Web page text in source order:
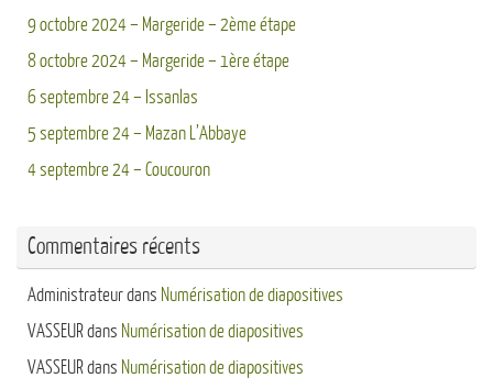
9 octobre 2024 – Margeride – 2ème étape
8 octobre 2024 – Margeride – 1ère étape
6 septembre 24 – Issanlas
5 septembre 24 – Mazan L’Abbaye
4 septembre 24 – Coucouron
Commentaires récents
Administrateurdans Numérisation de diapositives
VASSEURdans Numérisation de diapositives
VASSEURdans Numérisation de diapositives